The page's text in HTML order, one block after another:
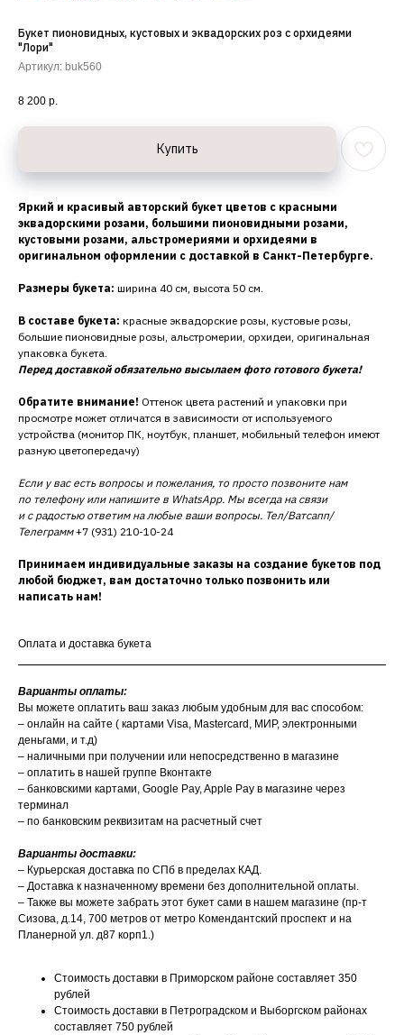
Букет пионовидных, кустовых и эквадорских роз с орхидеями
"Лори"
Артикул: buk560
8 200 р.
Купить
Яркий и красивый авторский букет цветов с красными
эквадорскими розами, большими пионовидными розами,
кустовыми розами, альстромериями и орхидеями в
оригинальном оформлении с доставкой в Санкт-Петербурге.
Размеры букета: ширина 40 см, высота 50 см.
В составе букета: красные эквадорские розы, кустовые розы,
большие пионовидные розы, альстромерии, орхидеи, оригинальная
упаковка букета.
Перед доставкой обязательно высылаем фото готового букета!
Обратите внимание! Оттенок цвета растений и упаковки при
просмотре может отличатся в зависимости от используемого
устройства (монитор ПК, ноутбук, планшет, мобильный телефон имеют
разную цветопередачу)
Если у вас есть вопросы и пожелания, то просто позвоните нам
по телефону или напишите в WhatsApp. Мы всегда на связи
и с радостью ответим на любые ваши вопросы. Тел/Ватсапп/
Телеграмм+7 (931) 210-10-24
Принимаем индивидуальные заказы на создание букетов под
любой бюджет, вам достаточно только позвонить или
написать нам!
Оплата и доставка букета
Варианты оплаты:
Вы можете оплатить ваш заказ любым удобным для вас способом:
– онлайн на сайте ( картами Visa, Mastercard, МИР, электронными
деньгами, и т.д)
– наличными при получении или непосредственно в магазине
– оплатить в нашей группе Вконтакте
– банковскими картами, Google Pay, Apple Pay в магазине через
терминал
– по банковским реквизитам на расчетный счет
Варианты доставки:
– Курьерская доставка по СПб в пределах КАД.
– Доставка к назначенному времени без дополнительной оплаты.
– Также вы можете забрать этот букет сами в нашем магазине (пр-т
Сизова, д.14, 700 метров от метро Комендантский проспект и на
Планерной ул. д87 корп1.)
Стоимость доставки в Приморском районе составляет 350
рублей
Стоимость доставки в Петроградском и Выборгском районах
составляет 750 рублей